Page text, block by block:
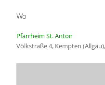
Wo
Pfarrheim St. Anton
Völkstraße 4, Kempten